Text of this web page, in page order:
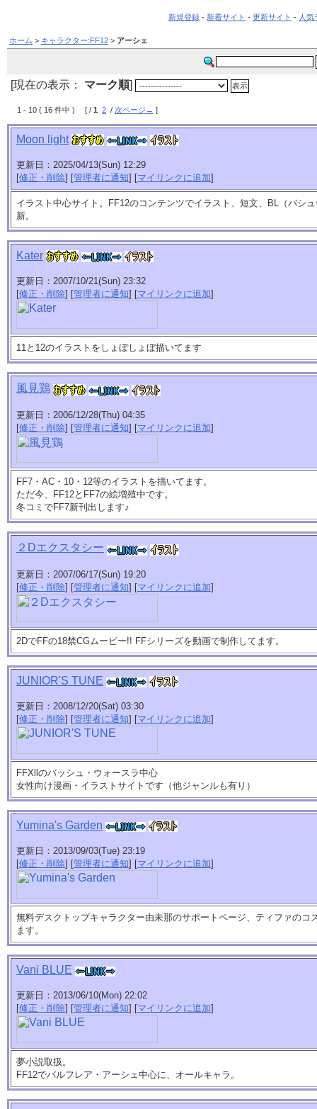
新規登録 - 新着サイト - 更新サイト - 人
ホーム > キャラクター:FF12 > アーシェ
[現在の表示： マーク順]
1 - 10 ( 16 件中 ) [ / 1 2 / 次ページ→ ]
Moon light
更新日：2025/04/13(Sun) 12:29
[修正・削除] [管理者に通知] [マイリンクに追加]
イラスト中心サイト。FF12のコンテンツでイラスト、短文、BL（バシ
新。
Kater
更新日：2007/10/21(Sun) 23:32
[修正・削除] [管理者に通知] [マイリンクに追加]
11と12のイラストをしょぼしょぼ描いてます
風見鶏
更新日：2006/12/28(Thu) 04:35
[修正・削除] [管理者に通知] [マイリンクに追加]
FF7・AC・10・12等のイラストを描いてます。
ただ今、FF12とFF7の絵増殖中です。
冬コミでFF7新刊出します♪
２Dエクスタシー
更新日：2007/06/17(Sun) 19:20
[修正・削除] [管理者に通知] [マイリンクに追加]
2DでFFの18禁CGムービー!! FFシリーズを動画で制作してます。
JUNIOR'S TUNE
更新日：2008/12/20(Sat) 03:30
[修正・削除] [管理者に通知] [マイリンクに追加]
FFXllのバッシュ・ウォースラ中心
女性向け漫画・イラストサイトです（他ジャンルも有り）
Yumina's Garden
更新日：2013/09/03(Tue) 23:19
[修正・削除] [管理者に通知] [マイリンクに追加]
無料デスクトップキャラクター由未那のサポートページ、ティファのコ
ます。
Vani BLUE
更新日：2013/06/10(Mon) 22:02
[修正・削除] [管理者に通知] [マイリンクに追加]
夢小説取扱。
FF12でバルフレア・アーシェ中心に、オールキャラ。